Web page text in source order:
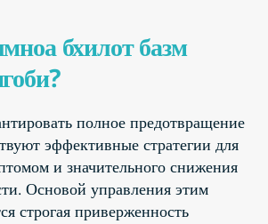
бхилот базм
полное предотвращение
эффективные стратегии для
и значительного снижения
Основой управления этим
строгая приверженность